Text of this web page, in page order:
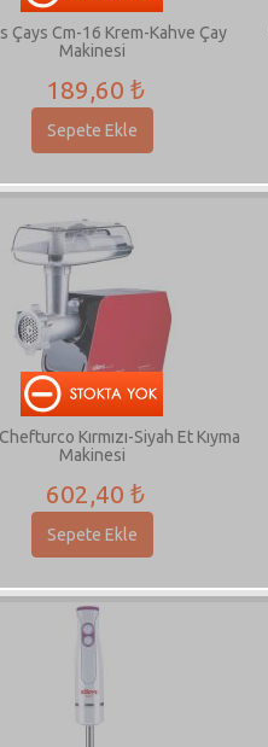
Çays Cm-16 Krem-Kahve Çay
Makinesi
189,60 ₺
Sepete Ekle
Kırmızı-Siyah Et Kıyma
Makinesi
602,40 ₺
Sepete Ekle